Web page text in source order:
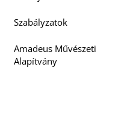
Szabályzatok
Amadeus Művészeti
Alapítvány